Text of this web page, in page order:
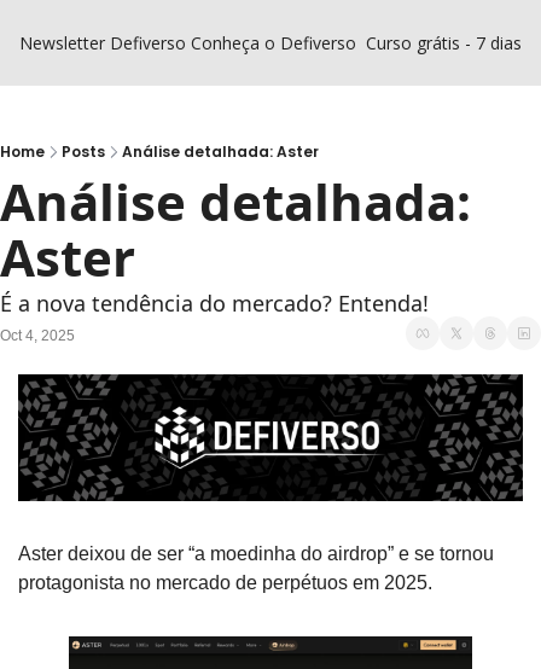
Newsletter Defiverso Conheça o Defiverso Curso grátis - 7 dias
Home Posts Análise detalhada: Aster
Análise detalhada:
Aster
É a nova tendência do mercado? Entenda!
Oct 4, 2025
Aster deixou de ser “a moedinha do airdrop” e se tornou
protagonista no mercado de perpétuos em 2025.